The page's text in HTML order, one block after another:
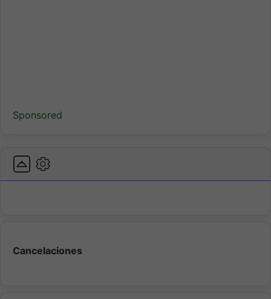
Sponsored
Cancelaciones